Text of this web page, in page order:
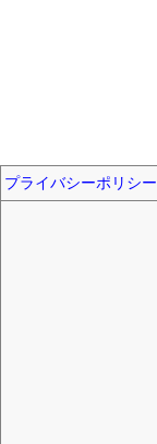
プライバシーポリシー